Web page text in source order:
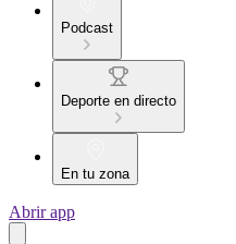
Podcast
Deporte en directo
En tu zona
Abrir app